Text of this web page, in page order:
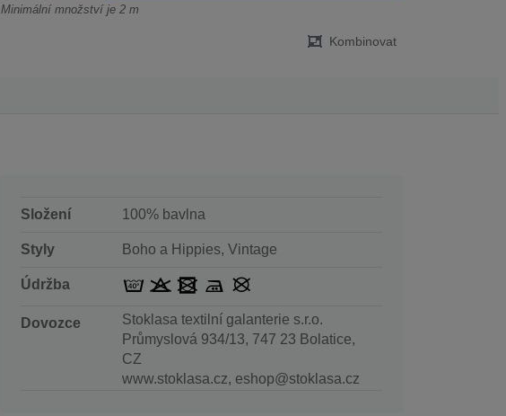
Minimální množství je 2 m
Kombinovat
Složení 100% bavlna
Styly Boho a Hippies, Vintage
Údržba
Dovozce
Stoklasa textilní galanterie s.r.o.
Průmyslová 934/13, 747 23 Bolatice,
CZ
www.stoklasa.cz, eshop@stoklasa.cz